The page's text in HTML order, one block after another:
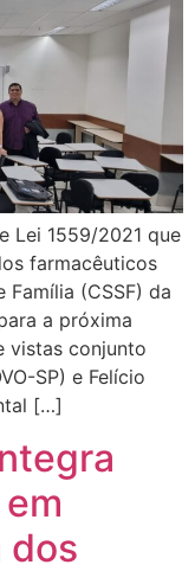
Lei 1559/2021 que
farmacêuticos
Família (CSSF) da
a próxima
vistas conjunto
SP) e Felício
[…]
dos